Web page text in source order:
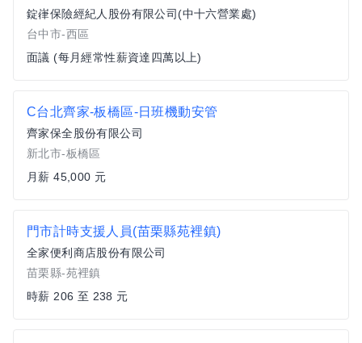
錠嵂保險經紀人股份有限公司(中十六營業處)
台中市-西區
面議 (每月經常性薪資達四萬以上)
C台北齊家-板橋區-日班機動安管
齊家保全股份有限公司
新北市-板橋區
月薪 45,000 元
門市計時支援人員(苗栗縣苑裡鎮)
全家便利商店股份有限公司
苗栗縣-苑裡鎮
時薪 206 至 238 元